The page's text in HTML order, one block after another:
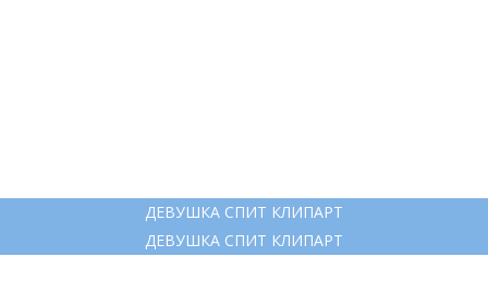
ДЕВУШКА СПИТ КЛИПАРТ
ДЕВУШКА СПИТ КЛИПАРТ